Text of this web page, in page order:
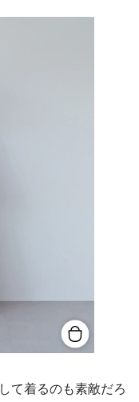
て着るのも素敵だろ